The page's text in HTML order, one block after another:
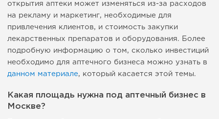
открытия аптеки может изменяться из-за расходов
на рекламу и маркетинг, необходимые для
привлечения клиентов, и стоимость закупки
лекарственных препаратов и оборудования. Более
подробную информацию о том, сколько инвестиций
необходимо для аптечного бизнеса можно узнать в
данном материале, который касается этой темы.
Какая площадь нужна под аптечный бизнес в
Москве?